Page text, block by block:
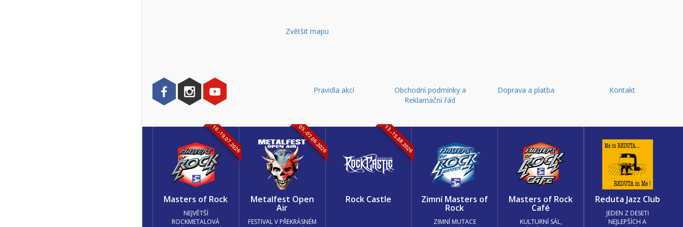
Zvětšit mapu
Pravidla akcí
Obchodní podmínky a
Reklamační řád
Doprava a platba Kontakt
16.-19.07.2026
Masters of Rock
NEJVĚTŠÍ
ROCKMETALOVÁ
05.-07.06.2026
Metalfest Open
Air
FESTIVAL V PŘEKRÁSNÉM
13.-15.08.2026
Rock Castle Zimní Masters of
Rock
ZIMNÍ MUTACE
Masters of Rock
Café
KULTURNÍ SÁL,
Reduta Jazz Club
JEDEN Z DESETI
NEJLEPŠÍCH A